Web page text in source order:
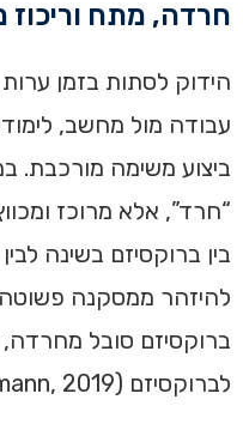
חרדה, מתח וריכוז
הידוק לסתות בזמן ערות
עבודה מול מחשב,
ביצוע משימה מורכבת.
“חרד”, אלא מרוכז
בין ברוקסיזם בשינה
להיזהר ממסקנה
ברוקסיזם סובל
לברוקסיזם (Polmann, 2019).